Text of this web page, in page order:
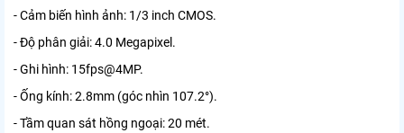
- Cảm biến hình ảnh: 1/3 inch CMOS.
- Độ phân giải: 4.0 Megapixel.
- Ghi hình: 15fps@4MP.
- Ống kính: 2.8mm (góc nhìn 107.2°).
- Tầm quan sát hồng ngoại: 20 mét.